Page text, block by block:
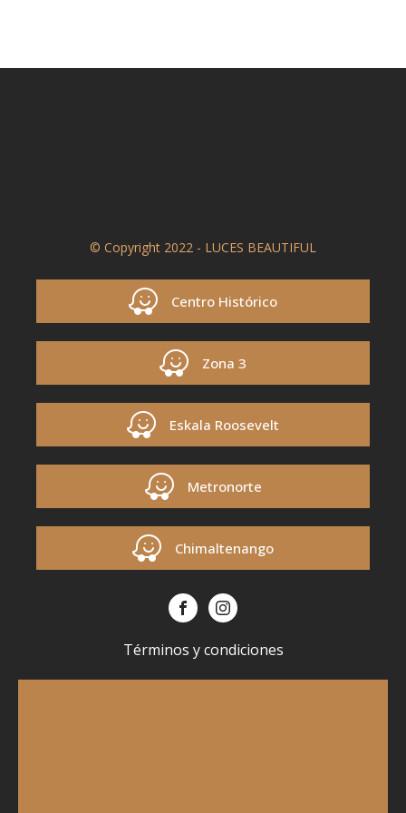
© Copyright 2022 - LUCES BEAUTIFUL
Centro Histórico
Zona 3
Eskala Roosevelt
Metronorte
Chimaltenango
Términos y condiciones